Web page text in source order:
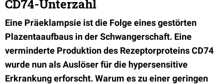
CD74-Unterzahl
Eine Präeklampsie ist die Folge eines gestörten
Plazentaaufbaus in der Schwangerschaft. Eine
verminderte Produktion des Rezeptorproteins CD74
wurde nun als Auslöser für die hypersensitive
Erkrankung erforscht. Warum es zu einer geringen